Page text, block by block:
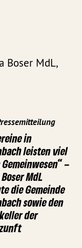
Boser MdL,
in
leisten viel
–
MdL
die Gemeinde
sowie den
der